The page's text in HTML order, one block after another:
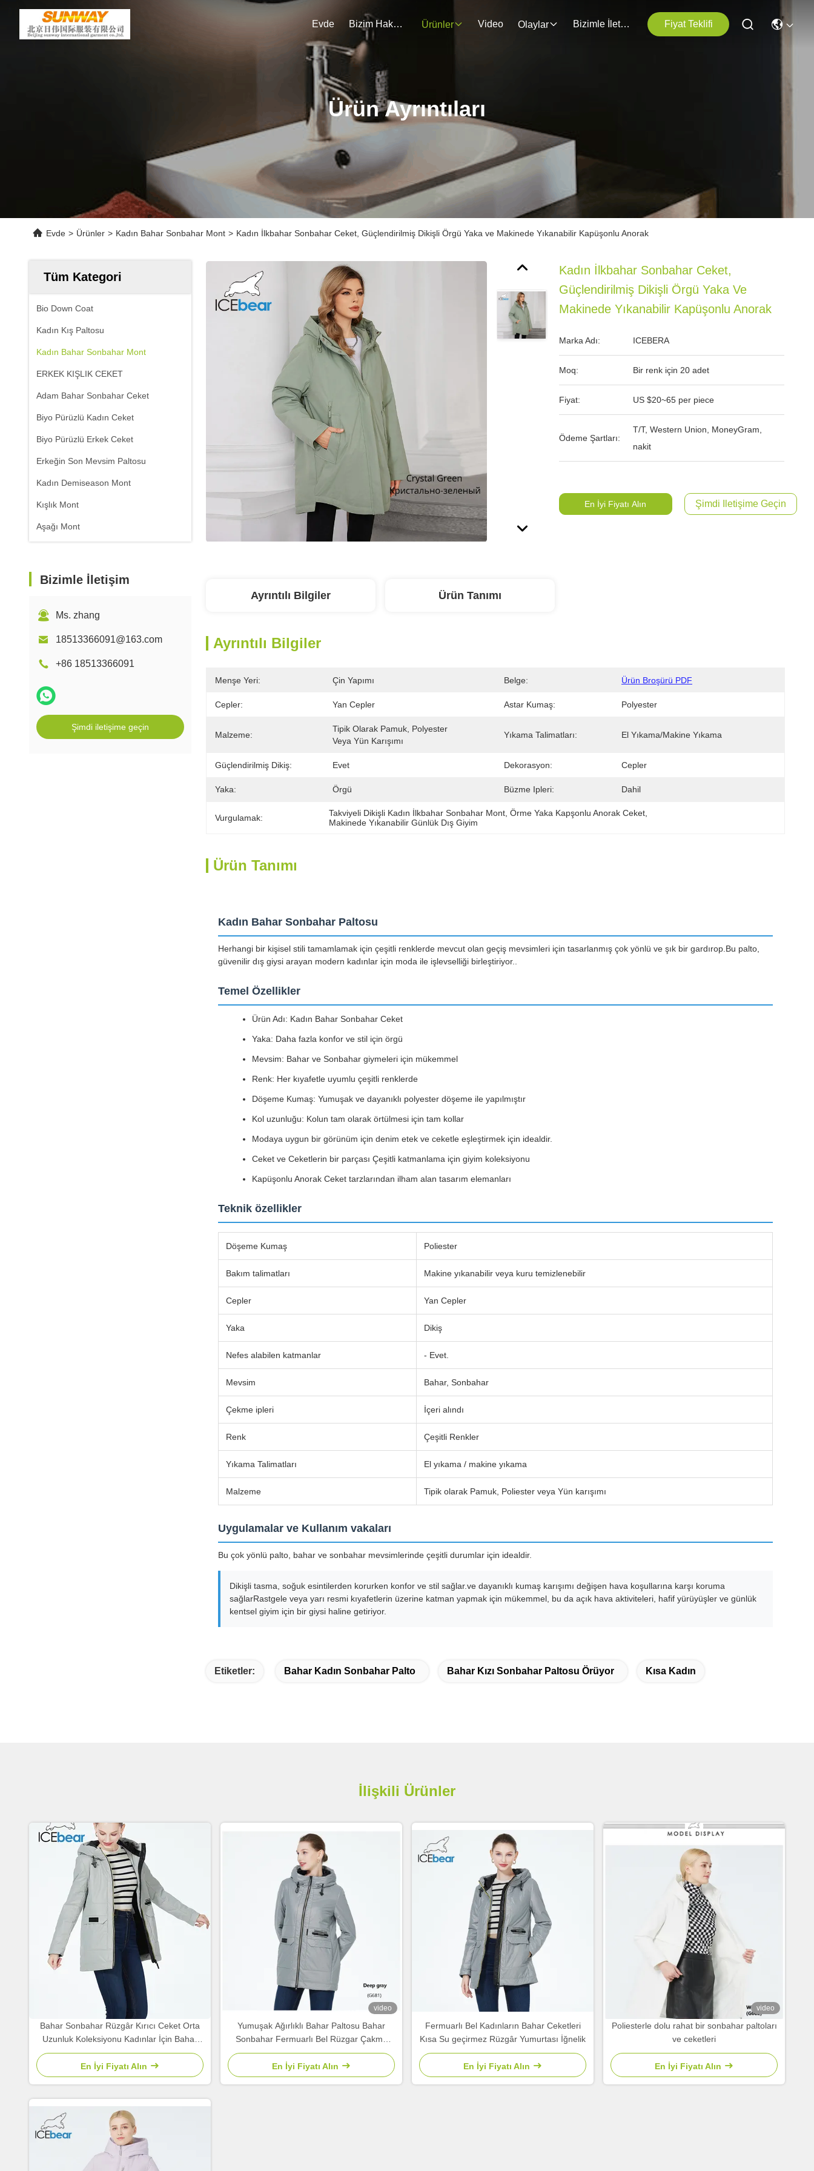
Evde Bizim Hakkımızda Ürünler Video Olaylar Bizimle İletişim Fiyat Teklifi
Ürün Ayrıntıları
Evde > Ürünler > Kadın Bahar Sonbahar Mont > Kadın İlkbahar Sonbahar Ceket, Güçlendirilmiş Dikişli Örgü Yaka ve Makinede Yıkanabilir Kapüşonlu Anorak
Tüm Kategori
Bio Down Coat
Kadın Kış Paltosu
Kadın Bahar Sonbahar Mont
ERKEK KIŞLIK CEKET
Adam Bahar Sonbahar Ceket
Biyo Pürüzlü Kadın Ceket
Biyo Pürüzlü Erkek Ceket
Erkeğin Son Mevsim Paltosu
Kadın Demiseason Mont
Kışlık Mont
Aşağı Mont
Bizimle İletişim
Ms. zhang
18513366091@163.com
+86 18513366091
Şimdi iletişime geçin
Kadın İlkbahar Sonbahar Ceket,
Güçlendirilmiş Dikişli Örgü Yaka Ve
Makinede Yıkanabilir Kapüşonlu Anorak
Marka Adı: ICEBERA
Moq: Bir renk için 20 adet
Fiyat: US $20~65 per piece
Ödeme Şartları:
T/T, Western Union, MoneyGram,
nakit
En İyi Fiyatı Alın Şimdi Iletişime Geçin
Ayrıntılı Bilgiler Ürün Tanımı
Ayrıntılı Bilgiler
Menşe Yeri: Çin Yapımı Belge: Ürün Broşürü PDF
Cepler: Yan Cepler Astar Kumaş: Polyester
Malzeme:
Tipik Olarak Pamuk, Polyester
Veya Yün Karışımı
Yıkama Talimatları: El Yıkama/makine Yıkama
Güçlendirilmiş Dikiş: Evet Dekorasyon: Cepler
Yaka: Örgü Büzme Ipleri: Dahil
Vurgulamak: Takviyeli Dikişli Kadın İlkbahar Sonbahar Mont , Örme Yaka Kapşonlu Anorak Ceket
Makinede Yıkanabilir Günlük Dış Giyim
Ürün Tanımı
Kadın Bahar Sonbahar Paltosu
Herhangi bir kişisel stili tamamlamak için çeşitli renklerde mevcut olan geçiş mevsimleri için tasarlanmış çok yönlü ve şık bir gardırop.Bu palto,
güvenilir dış giysi arayan modern kadınlar için moda ile işlevselliği birleştiriyor..
Temel Özellikler
Ürün Adı: Kadın Bahar Sonbahar Ceket
Yaka: Daha fazla konfor ve stil için örgü
Mevsim: Bahar ve Sonbahar giymeleri için mükemmel
Renk: Her kıyafetle uyumlu çeşitli renklerde
Döşeme Kumaş: Yumuşak ve dayanıklı polyester döşeme ile yapılmıştır
Kol uzunluğu: Kolun tam olarak örtülmesi için tam kollar
Modaya uygun bir görünüm için denim etek ve ceketle eşleştirmek için idealdir.
Ceket ve Ceketlerin bir parçası Çeşitli katmanlama için giyim koleksiyonu
Kapüşonlu Anorak Ceket tarzlarından ilham alan tasarım elemanları
Teknik özellikler
Döşeme Kumaş Poliester
Bakım talimatları Makine yıkanabilir veya kuru temizlenebilir
Cepler Yan Cepler
Yaka Dikiş
Nefes alabilen katmanlar - Evet.
Mevsim Bahar, Sonbahar
Çekme ipleri İçeri alındı
Renk Çeşitli Renkler
Yıkama Talimatları El yıkama / makine yıkama
Malzeme Tipik olarak Pamuk, Poliester veya Yün karışımı
Uygulamalar ve Kullanım vakaları
Bu çok yönlü palto, bahar ve sonbahar mevsimlerinde çeşitli durumlar için idealdir.
Dikişli tasma, soğuk esintilerden korurken konfor ve stil sağlar.ve dayanıklı kumaş karışımı değişen hava koşullarına karşı koruma
sağlarRastgele veya yarı resmi kıyafetlerin üzerine katman yapmak için mükemmel, bu da açık hava aktiviteleri, hafif yürüyüşler ve günlük
kentsel giyim için bir giysi haline getiriyor.
Etiketler: Bahar Kadın Sonbahar Palto Bahar Kızı Sonbahar Paltosu Örüyor Kısa Kadın
İlişkili Ürünler
Bahar Sonbahar Rüzgâr Kırıcı Ceket Orta
Uzunluk Koleksiyonu Kadınlar İçin Bahar
Ceketleri Sonbahar
En İyi Fiyatı Alın
video
Yumuşak Ağırlıklı Bahar Paltosu Bahar
Sonbahar Fermuarlı Bel Rüzgar Çakma
Paltosu
En İyi Fiyatı Alın
Fermuarlı Bel Kadınların Bahar Ceketleri
Kısa Su geçirmez Rüzgâr Yumurtası İğnelik
En İyi Fiyatı Alın
video
Poliesterle dolu rahat bir sonbahar paltoları
ve ceketleri
En İyi Fiyatı Alın